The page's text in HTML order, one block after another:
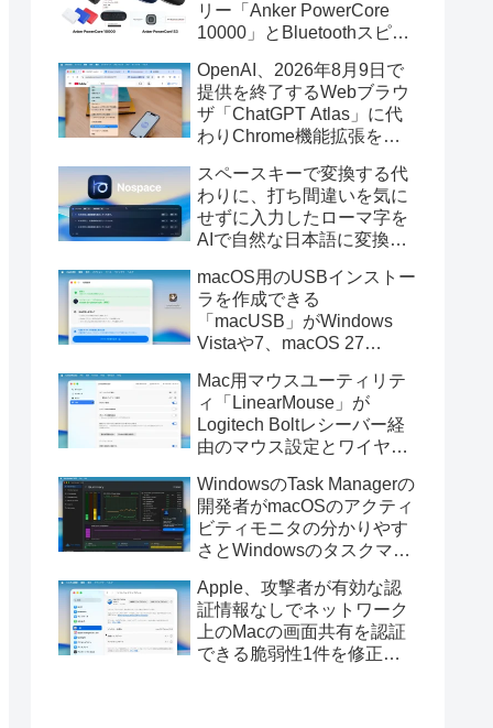
リー「Anker PowerCore
10000」とBluetoothスピー
辺を焼損する火災が6月に3
件発生していたそうなので
注意を。
OpenAI、2026年8月9日で
提供を終了するWebブラウ
ザ「ChatGPT Atlas」に代
わりChrome機能拡張をア
画の質問やAsk ChatGPT機
能を追加。
スペースキーで変換する代
わりに、打ち間違いを気に
せずに入力したローマ字を
AIで自然な日本語に変換し
力アプリ「Nospace」がリ
リース。
macOS用のUSBインストー
ラを作成できる
「macUSB」がWindows
Vistaや7、macOS 27
トーラの作成に対応。
Mac用マウスユーティリテ
ィ「LinearMouse」が
Logitech Boltレシーバー経
由のマウス設定とワイヤレ
ックボールに対応。
WindowsのTask Managerの
開発者がmacOSのアクティ
ビティモニタの分かりやす
さとWindowsのタスクマネ
Mac用システムモニタアプ
リ「Task Manager TMOG」
のBeta版を公開。
Apple、攻撃者が有効な認
証情報なしでネットワーク
上のMacの画面共有を認証
できる脆弱性1件を修正し